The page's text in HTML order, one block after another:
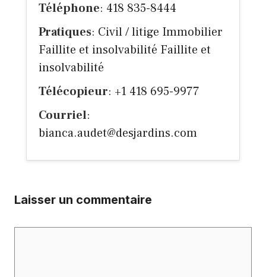
Téléphone: 418 835-8444
Pratiques: Civil / litige Immobilier
Faillite et insolvabilité Faillite et
insolvabilité
Télécopieur: +1 418 695-9977
Courriel:
bianca.audet@desjardins.com
Laisser un commentaire